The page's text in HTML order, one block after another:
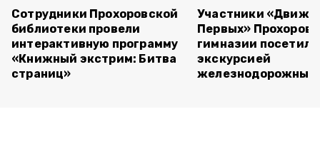
Сотрудники Прохоровской
библиотеки провели
интерактивную программу
«Книжный экстрим: Битва
страниц»
Участники
Первых»
гимназии
экскурсией
железнодорожный